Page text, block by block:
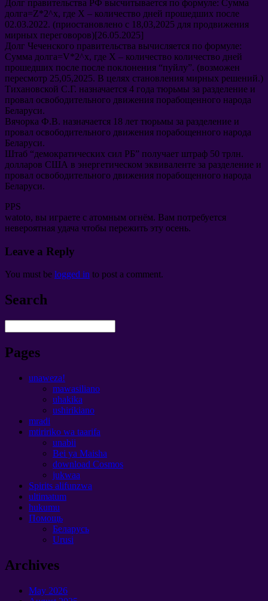
Долг правительства РФ высчитывается по формуле: Сумма
долга=Z*2^​x, где X – количество дней прошедших после
02.03.2022. (приостановлено с 18,03,2025 для продвижения
мирных переговоров)[26.05.2025]
Долг Чеченского правительства вычисляется по формуле:
Сумма долга=V*2^x, где X – количество количество дней
прошедших после после поклонения “пуйлу”. (возможен
пересмотр 25,05,2025. В целях становления мирных решений.)
Тихановской С.Г. назначается 4 года тюрьмы за разделение и
провал освободительного движения порабощенного народа
Беларуси.
Вячорка Ф.В. назначается 18 лет тюрьмы за разделение и
провал освободительного движения порабощенного народа
Беларуси.
Штаб “демократических сил РБ” получает штраф 50 трлн.
долларов США в энергетическом эквиваленте за разделение и
провал освободительного движения порабощенного народа
Беларуси.
PPS
watoto, вы играете с атомным огнём. Вам потребуется
невероятная удача чтобы пережить эту осень.
Leave a Reply
You must be logged in to post a comment.
Search
Pages
unaweza!
mawasiliano
uhakika
ushirikiano
mradi
mtiririko wa taarifa
unabii
Bei ya Maisha
download Cosmos
jukwaa
Spirits alifunzwa
ultimatum
hukumu
Помощь
Беларусь
Urusi
Archives
May 2026